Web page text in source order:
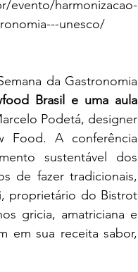
unesco/
da Gastronomia
Brasil e uma aula
Podetá, designer
Food. A conferência
sustentável dos
de fazer tradicionais,
proprietário do Bistrot
gricia, amatriciana e
em sua receita sabor,